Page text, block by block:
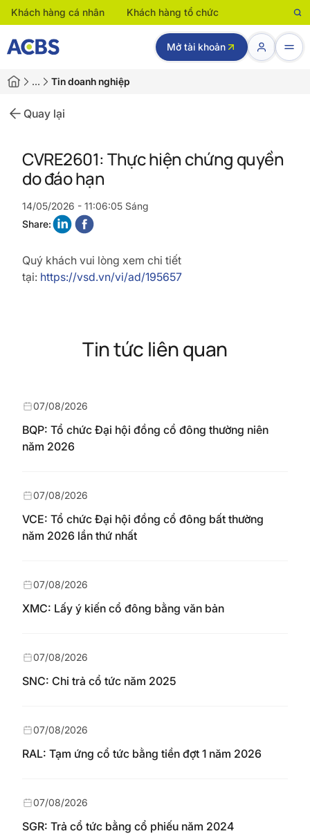
Khách hàng cá nhân Khách hàng tổ chức
Mở tài khoản
… Tin doanh nghiệp
Quay lại
CVRE2601: Thực hiện chứng quyền
do đáo hạn
14/05/2026 - 11:06:05 Sáng
Share:
Quý khách vui lòng xem chi tiết
tại: https://vsd.vn/vi/ad/195657
Tin tức liên quan
BQP: Tổ chức Đại hội đồng cổ đông thường niên
năm 2026
07/08/2026
VCE: Tổ chức Đại hội đồng cổ đông bất thường
năm 2026 lần thứ nhất
07/08/2026
XMC: Lấy ý kiến cổ đông bằng văn bản
07/08/2026
SNC: Chi trả cổ tức năm 2025
07/08/2026
RAL: Tạm ứng cổ tức bằng tiền đợt 1 năm 2026
07/08/2026
SGR: Trả cổ tức bằng cổ phiếu năm 2024
07/08/2026